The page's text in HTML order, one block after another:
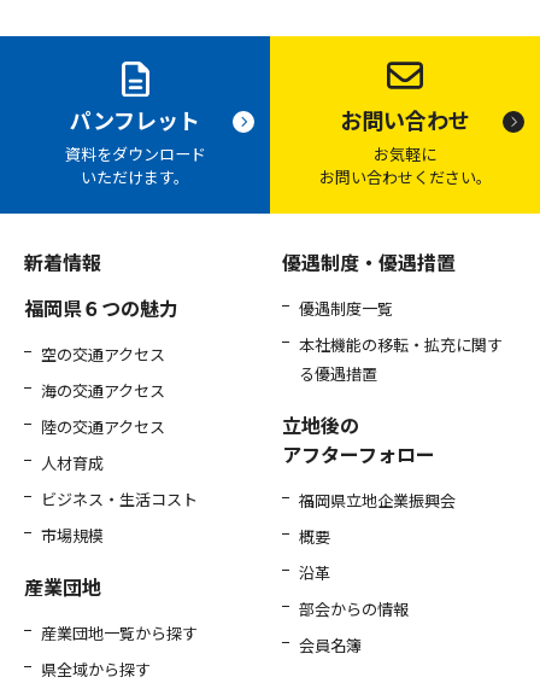
パンフレット
資料をダウンロード
いただけます。
お問い合わせ
お気軽に
お問い合わせください。
新着情報
福岡県６つの魅力
空の交通アクセス
海の交通アクセス
陸の交通アクセス
人材育成
ビジネス・生活コスト
市場規模
産業団地
産業団地一覧から探す
県全域から探す
優遇制度・優遇措置
優遇制度一覧
本社機能の移転・拡充に関す
る優遇措置
立地後の
アフターフォロー
福岡県立地企業振興会
概要
沿革
部会からの情報
会員名簿